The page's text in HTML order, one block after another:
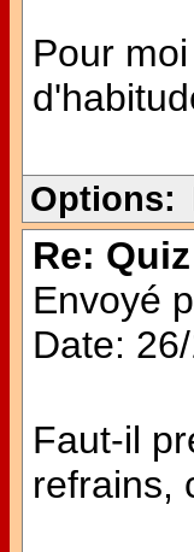
Pour
Options:
Re:
Envoyé
Date:
Faut-il
refrains,